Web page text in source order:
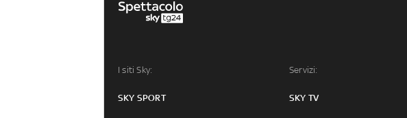
I siti Sky:
SKY SPORT
Servizi:
SKY TV